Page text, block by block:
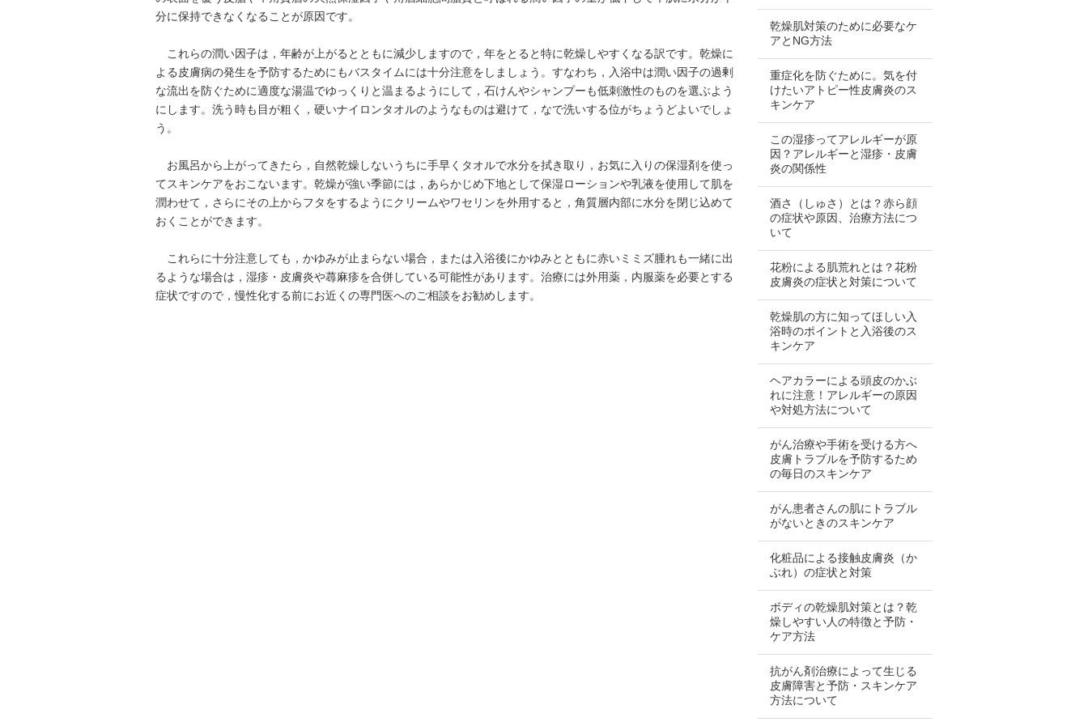
分に保持できなくなることが原因です。
これらの潤い因子は，年齢が上がるとともに減少しますので，年をとると特に乾燥しやすくなる訳です。乾燥に
よる皮膚病の発生を予防するためにもバスタイムには十分注意をしましょう。すなわち，入浴中は潤い因子の過剰
な流出を防ぐために適度な湯温でゆっくりと温まるようにして，石けんやシャンプーも低刺激性のものを選ぶよう
にします。洗う時も目が粗く，硬いナイロンタオルのようなものは避けて，なで洗いする位がちょうどよいでしょ
う。
お風呂から上がってきたら，自然乾燥しないうちに手早くタオルで水分を拭き取り，お気に入りの保湿剤を使っ
てスキンケアをおこないます。乾燥が強い季節には，あらかじめ下地として保湿ローションや乳液を使用して肌を
潤わせて，さらにその上からフタをするようにクリームやワセリンを外用すると，角質層内部に水分を閉じ込めて
おくことができます。
これらに十分注意しても，かゆみが止まらない場合，または入浴後にかゆみとともに赤いミミズ腫れも一緒に出
るような場合は，湿疹・皮膚炎や蕁麻疹を合併している可能性があります。治療には外用薬，内服薬を必要とする
症状ですので，慢性化する前にお近くの専門医へのご相談をお勧めします。
乾燥肌対策のために必要なケ
アとNG方法
重症化を防ぐために。気を付
けたいアトピー性皮膚炎のス
キンケア
この湿疹ってアレルギーが原
因？アレルギーと湿疹・皮膚
炎の関係性
酒さ（しゅさ）とは？赤ら顔
の症状や原因、治療方法につ
いて
花粉による肌荒れとは？花粉
皮膚炎の症状と対策について
乾燥肌の方に知ってほしい入
浴時のポイントと入浴後のス
キンケア
ヘアカラーによる頭皮のかぶ
れに注意！アレルギーの原因
や対処方法について
がん治療や手術を受ける方へ
皮膚トラブルを予防するため
の毎日のスキンケア
がん患者さんの肌にトラブル
がないときのスキンケア
化粧品による接触皮膚炎（か
ぶれ）の症状と対策
ボディの乾燥肌対策とは？乾
燥しやすい人の特徴と予防・
ケア方法
抗がん剤治療によって生じる
皮膚障害と予防・スキンケア
方法について